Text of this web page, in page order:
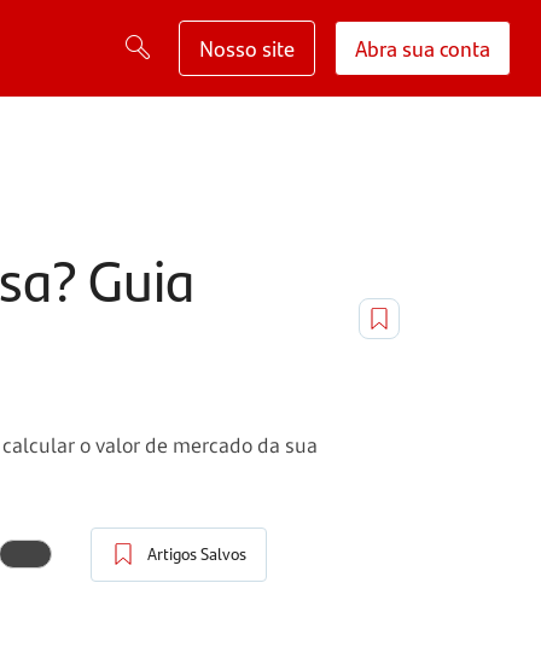
Nosso site Abra sua conta
Guia
o valor de mercado da sua
Artigos Salvos